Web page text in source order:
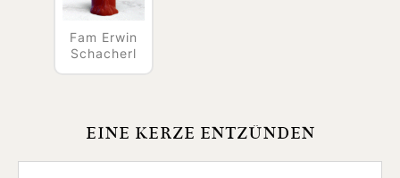
Fam Erwin
Schacherl
EINE KERZE ENTZÜNDEN